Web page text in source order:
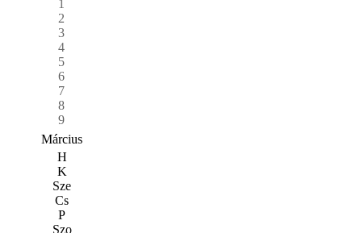
1
2
3
4
5
6
7
8
9
Március
H
K
Sze
Cs
P
Szo